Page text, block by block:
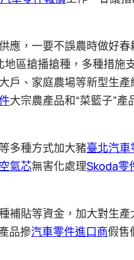
應，一要不誤農時做好春
區搶播搶種，多種措施
戶、家庭農場等新型生產
大宗農產品和“菜籃子”產
多種方式加大豬臺北汽車
氣芯無害化處理Skoda零
補貼等資金，加大對生產
品摻汽車零件進口商假售